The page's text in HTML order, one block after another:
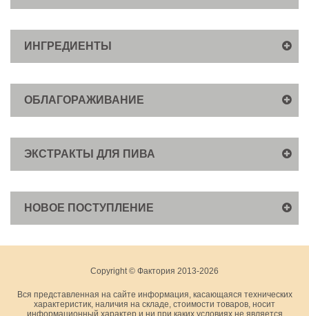
ИНГРЕДИЕНТЫ
ОБЛАГОРАЖИВАНИЕ
ЭКСТРАКТЫ ДЛЯ ПИВА
НОВОЕ ПОСТУПЛЕНИЕ
Copyright © Фактория 2013-2026
Вся представленная на сайте информация, касающаяся технических
характеристик, наличия на складе, стоимости товаров, носит